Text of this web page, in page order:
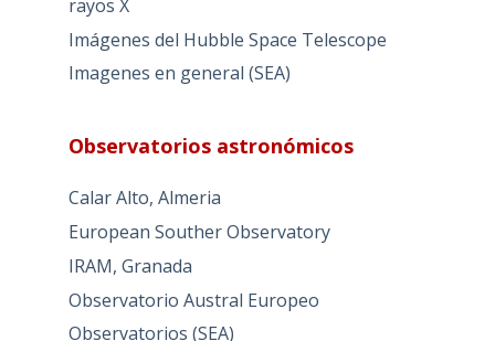
rayos X
Imágenes del Hubble Space Telescope
Imagenes en general (SEA)
Observatorios astronómicos
Calar Alto, Almeria
European Souther Observatory
IRAM, Granada
Observatorio Austral Europeo
Observatorios (SEA)